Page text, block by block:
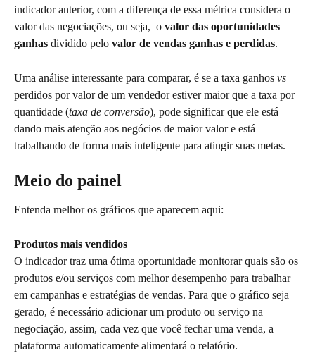
indicador anterior, com a diferença de essa métrica considera o
valor das negociações, ou seja,  o valor das oportunidades
ganhas dividido pelo valor de vendas ganhas e perdidas.
Uma análise interessante para comparar, é se a taxa ganhos vs
perdidos por valor de um vendedor estiver maior que a taxa por
quantidade (taxa de conversão), pode significar que ele está
dando mais atenção aos negócios de maior valor e está
trabalhando de forma mais inteligente para atingir suas metas.
Meio do painel
Entenda melhor os gráficos que aparecem aqui:
Produtos mais vendidos
O indicador traz uma ótima oportunidade monitorar quais são os
produtos e/ou serviços com melhor desempenho para trabalhar
em campanhas e estratégias de vendas. Para que o gráfico seja
gerado, é necessário adicionar um produto ou serviço na
negociação, assim, cada vez que você fechar uma venda, a
plataforma automaticamente alimentará o relatório.